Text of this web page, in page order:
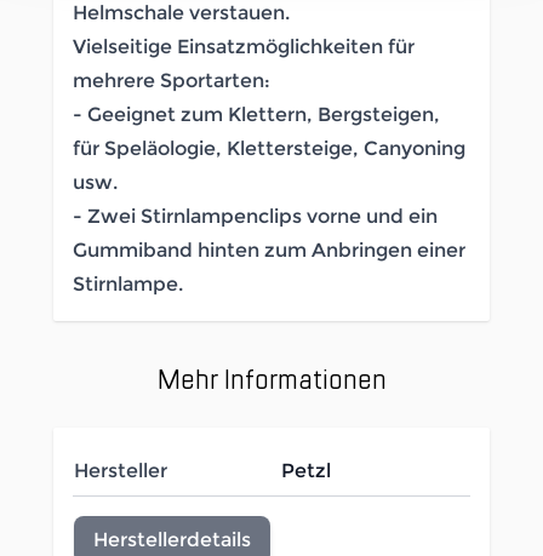
Helmschale verstauen.
Vielseitige Einsatzmöglichkeiten für
mehrere Sportarten:
- Geeignet zum Klettern, Bergsteigen,
für Speläologie, Klettersteige, Canyoning
usw.
- Zwei Stirnlampenclips vorne und ein
Gummiband hinten zum Anbringen einer
Stirnlampe.
Mehr Informationen
Hersteller Petzl
Herstellerdetails